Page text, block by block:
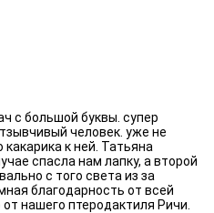
с большой буквы. супер
человек. уже не
к ней. Татьяна
спасла нам лапку, а второй
с того света из за
благодарность от всей
нашего птеродактиля Ричи.